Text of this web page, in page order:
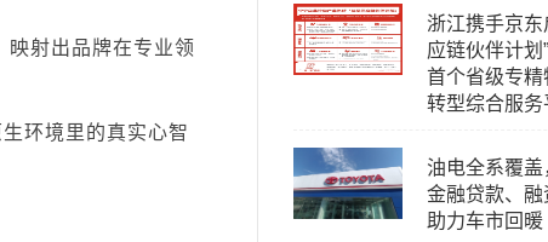
映射出品牌在专业领
环境里的真实心智
浙江携手京东
应链伙伴计划
首个省级专
转型综合服务
油电全系覆盖
金融贷款、
助力车市回暖